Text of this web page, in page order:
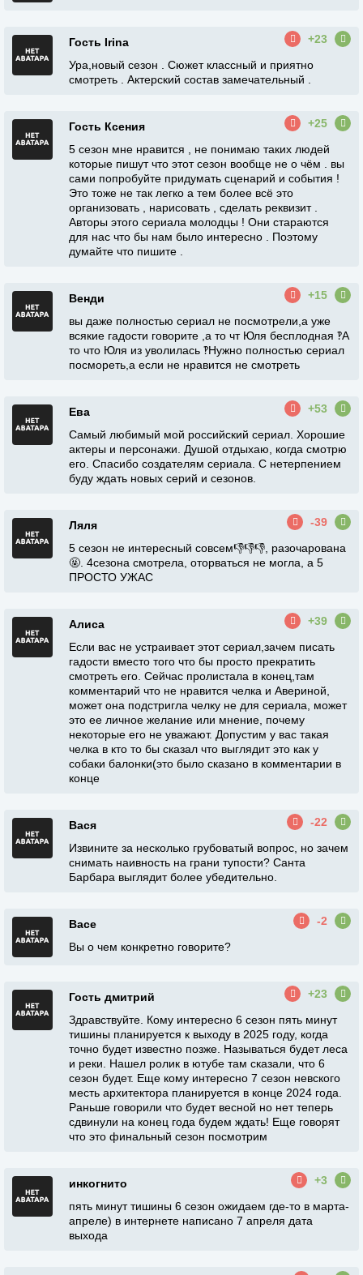
Гость Irina
+23
Ура,новый сезон . Сюжет классный и приятно
смотреть . Актерский состав замечательный .
Гость Ксения
+25
5 сезон мне нравится , не понимаю таких людей
которые пишут что этот сезон вообще не о чём . вы
сами попробуйте придумать сценарий и события !
Это тоже не так легко а тем более всё это
организовать , нарисовать , сделать реквизит .
Авторы этого сериала молодцы ! Они стараются
для нас что бы нам было интересно . Поэтому
думайте что пишите .
Венди
+15
вы даже полностью сериал не посмотрели,а уже
всякие гадости говорите ,а то чт Юля бесплодная ‽А
то что Юля из уволилась ‽Нужно полностью сериал
посмореть,а если не нравится не смотреть
Ева
+53
Самый любимый мой российский сериал. Хорошие
актеры и персонажи. Душой отдыхаю, когда смотрю
его. Спасибо создателям сериала. С нетерпением
буду ждать новых серий и сезонов.
Ляля
-39
5 сезон не интересный совсем👎👎👎, разочарована
🤬. 4сезона смотрела, оторваться не могла, а 5
ПРОСТО УЖАС
Алиса
+39
Если вас не устраивает этот сериал,зачем писать
гадости вместо того что бы просто прекратить
смотреть его. Сейчас пролистала в конец,там
комментарий что не нравится челка и Авериной,
может она подстригла челку не для сериала, может
это ее личное желание или мнение, почему
некоторые его не уважают. Допустим у вас такая
челка в кто то бы сказал что выглядит это как у
собаки балонки(это было сказано в комментарии в
конце
Вася
-22
Извините за несколько грубоватый вопрос, но зачем
снимать наивность на грани тупости? Санта
Барбара выглядит более убедительно.
Васе
-2
Вы о чем конкретно говорите?
Гость дмитрий
+23
Здравствуйте. Кому интересно 6 сезон пять минут
тишины планируется к выходу в 2025 году, когда
точно будет известно позже. Называться будет леса
и реки. Нашел ролик в ютубе там сказали, что 6
сезон будет. Еще кому интересно 7 сезон невского
месть архитектора планируется в конце 2024 года.
Раньше говорили что будет весной но нет теперь
сдвинули на конец года будем ждать! Еще говорят
что это финальный сезон посмотрим
инкогнито
+3
пять минут тишины 6 сезон ожидаем где-то в марта-
апреле) в интернете написано 7 апреля дата
выхода